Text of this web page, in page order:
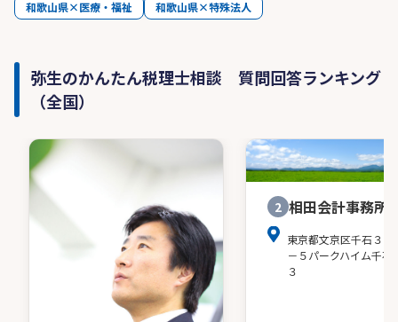
和歌山県×医療・福祉
和歌山県×特殊法人
弥生のかんたん税理士相談 質問回答ランキング
（全国）
2 相田会計事務所
東京都文京区千石３－
－５パークハイム千石
３